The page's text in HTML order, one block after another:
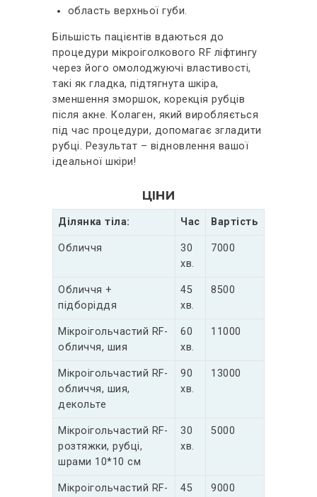
область верхньої губи.
Більшість пацієнтів вдаються до
процедури мікроіголкового RF ліфтингу
через його омолоджуючі властивості,
такі як гладка, підтягнута шкіра,
зменшення зморшок, корекція рубців
після акне. Колаген, який виробляється
під час процедури, допомагає згладити
рубці. Результат – відновлення вашої
ідеальної шкіри!
ЦІНИ
Ділянка тіла: Час Вартість
Обличчя
30
хв.
7000
Обличчя +
підборіддя
45
хв.
8500
Мікроігольчастий RF-
обличчя, шия
60
хв.
11000
Мікроігольчастий RF-
обличчя, шия,
декольте
90
хв.
13000
Мікроігольчастий RF-
розтяжки, рубці,
шрами 10*10 см
30
хв.
5000
Мікроігольчастий RF-
45
9000